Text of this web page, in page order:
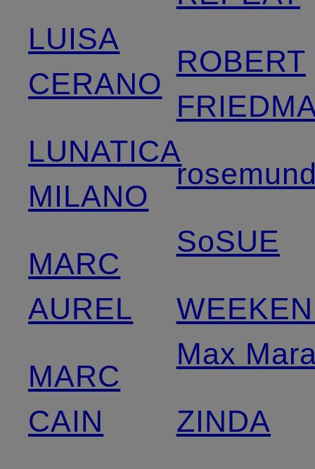
LUISA
CERANO
LUNATICA
MILANO
MARC
AUREL
MARC
CAIN
ROBERT
SoSUE
Max
ZINDA